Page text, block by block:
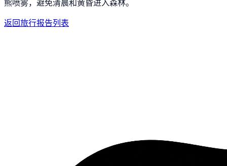
熊喷雾，避免清晨和黄昏进入森林。
返回旅行报告列表